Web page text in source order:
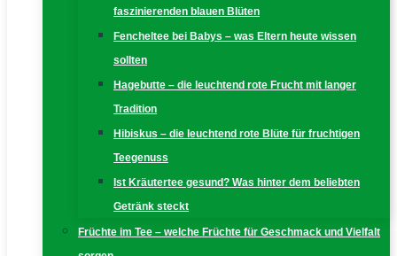
faszinierenden blauen Blüten
Fencheltee bei Babys – was Eltern heute wissen
sollten
Hagebutte – die leuchtend rote Frucht mit langer
Tradition
Hibiskus – die leuchtend rote Blüte für fruchtigen
Teegenuss
Ist Kräutertee gesund? Was hinter dem beliebten
Getränk steckt
Früchte im Tee – welche Früchte für Geschmack und Vielfalt